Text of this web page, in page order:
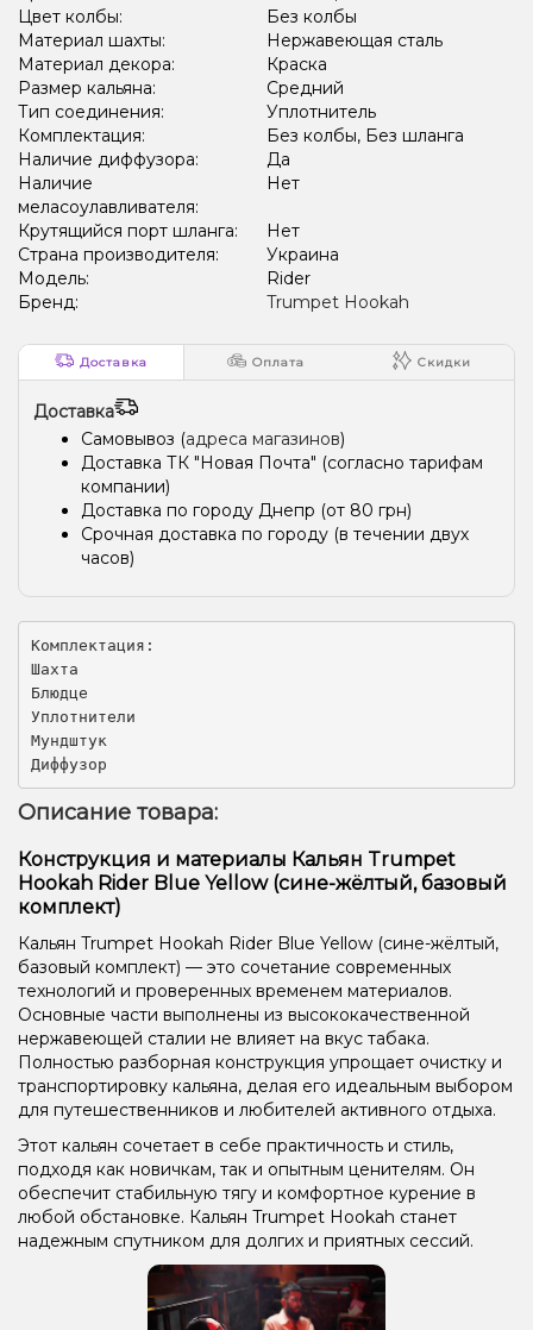
Цвет колбы:
Без колбы
Материал шахты:
Нержавеющая сталь
Материал декора:
Краска
Размер кальяна:
Средний
Тип соединения:
Уплотнитель
Комплектация:
Без колбы, Без шланга
Наличие диффузора:
Да
Наличие
меласоулавливателя:
Нет
Крутящийся порт шланга:
Нет
Страна производителя:
Украина
Модель:
Rider
Бренд:
Trumpet Hookah
Доставка Оплата Скидки
Доставка
Самовывоз (адреса магазинов)
Доставка ТК "Новая Почта" (согласно тарифам
компании)
Доставка по городу Днепр (от 80 грн)
Срочная доставка по городу (в течении двух
часов)
Комплектация:
Шахта
Блюдце
Уплотнители
Мундштук
Диффузор
Описание товара:
Конструкция и материалы Кальян Trumpet
Hookah Rider Blue Yellow (сине-жёлтый, базовый
комплект)
Кальян Trumpet Hookah Rider Blue Yellow (сине-жёлтый,
базовый комплект) — это сочетание современных
технологий и проверенных временем материалов.
Основные части выполнены из высококачественной
нержавеющей сталии не влияет на вкус табака.
Полностью разборная конструкция упрощает очистку и
транспортировку кальяна, делая его идеальным выбором
для путешественников и любителей активного отдыха.
Этот кальян сочетает в себе практичность и стиль,
подходя как новичкам, так и опытным ценителям. Он
обеспечит стабильную тягу и комфортное курение в
любой обстановке. Кальян Trumpet Hookah станет
надежным спутником для долгих и приятных сессий.